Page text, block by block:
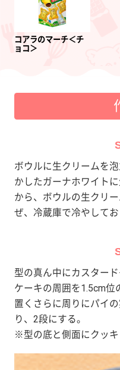
コアラのマーチ＜チ
ョコ＞
ボウルに生クリームを
かしたガーナホワイト
から、ボウルの生クリ
ぜ、冷蔵庫で冷やしてお
型の真ん中にカスター
ケーキの周囲を1.5cm位
置くさらに周りにパイ
り、2段にする。
※型の底と側面にクッキ